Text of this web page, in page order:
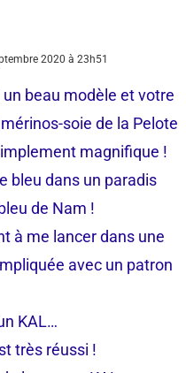
2020 à 23h51
beau modèle et votre
soie de la Pelote
magnifique !
bleu dans un paradis
de Nam !
à me lancer dans une
avec un patron
KAL…
très réussi !